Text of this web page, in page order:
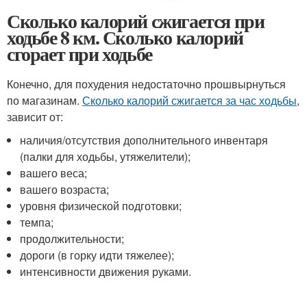
Сколько калорий сжигается при
ходьбе 8 км. Сколько калорий
сгорает при ходьбе
Конечно, для похудения недостаточно прошвырнуться
по магазинам. Сколько калорий сжигается за час ходьбы,
зависит от:
наличия/отсутствия дополнительного инвентаря
(палки для ходьбы, утяжелители);
вашего веса;
вашего возраста;
уровня физической подготовки;
темпа;
продолжительности;
дороги (в горку идти тяжелее);
интенсивности движения руками.